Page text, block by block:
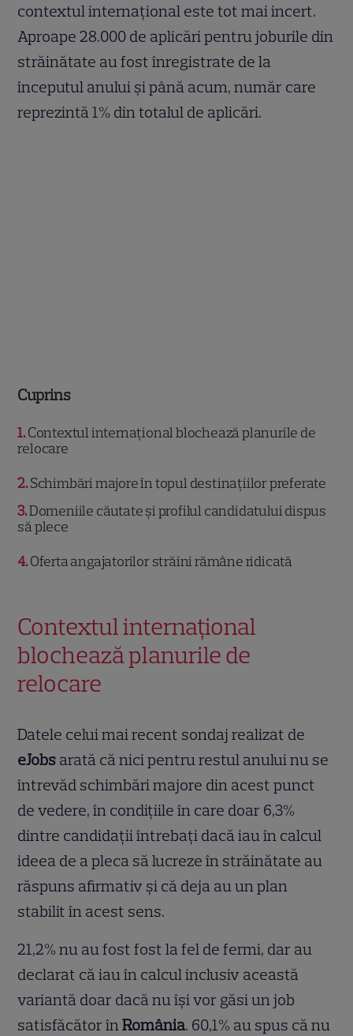
contextul internațional este tot mai incert.
Aproape 28.000 de aplicări pentru joburile din
străinătate au fost înregistrate de la
începutul anului și până acum, număr care
reprezintă 1% din totalul de aplicări.
Cuprins
1 Contextul internațional blochează planurile de
relocare
2 Schimbări majore în topul destinațiilor preferate
3 Domeniile căutate și profilul candidatului dispus
să plece
4 Oferta angajatorilor străini rămâne ridicată
Contextul internațional
blochează planurile de
relocare
Datele celui mai recent sondaj realizat de
eJobs arată că nici pentru restul anului nu se
întrevăd schimbări majore din acest punct
de vedere, în condițiile în care doar 6,3%
dintre candidații întrebați dacă iau în calcul
ideea de a pleca să lucreze în străinătate au
răspuns afirmativ și că deja au un plan
stabilit în acest sens.
21,2% nu au fost fost la fel de fermi, dar au
declarat că iau în calcul inclusiv această
variantă doar dacă nu își vor găsi un job
satisfăcător înRomânia. 60,1% au spus că nu